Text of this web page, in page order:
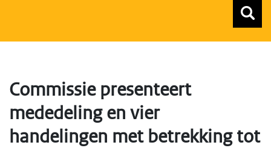
Commissie presenteert
mededeling en vier
handelingen met betrekking tot